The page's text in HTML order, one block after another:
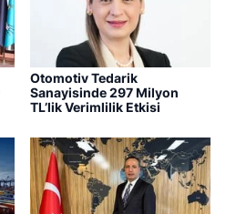
Otomotiv Tedarik
Sanayisinde 297 Milyon
TL’lik Verimlilik Etkisi